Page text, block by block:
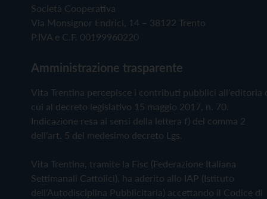
Società Cooperativa
Via Monsignor Endrici, 14 – 38122 Trento
P.IVA e C.F. 00199960220
Amministrazione trasparente
Vita Trentina percepisce i contributi pubblici all'editoria
cui al decreto legislativo 15 maggio 2017, n. 70.
Indicazione resa ai sensi della lettera f) del comma 2
dell'art. 5 del medesimo decreto Lgs.
Vita Trentina, tramite la Fisc (Federazione Italiana
Settimanali Cattolici), ha aderito allo IAP (Istituto
dell'Autodisciplina Pubblicitaria) accettando il Codice di